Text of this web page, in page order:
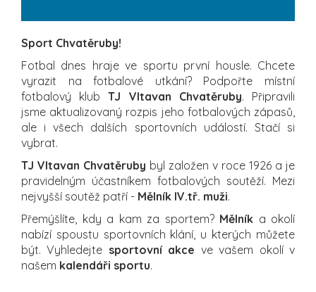
Sport Chvatěruby!
Fotbal dnes hraje ve sportu první housle. Chcete
vyrazit na fotbalové utkání? Podpořte místní
fotbalový klubTJ Vltavan Chvatěruby. Připravili
jsme aktualizovaný rozpis jeho fotbalových zápasů,
ale i všech dalších sportovních událostí. Stačí si
vybrat.
TJ Vltavan Chvatěruby byl založen v roce 1926 a je
pravidelným účastníkem fotbalových soutěží. Mezi
nejvyšší soutěž patří - Mělník IV.tř. muži.
Přemýšlíte, kdy a kam za sportem? Mělník a okolí
nabízí spoustu sportovních klání, u kterých můžete
být. Vyhledejte sportovní akce ve vašem okolí v
našem kalendáři sportu.